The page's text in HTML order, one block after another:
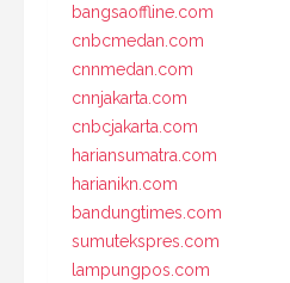
bangsaoffline.com
cnbcmedan.com
cnnmedan.com
cnnjakarta.com
cnbcjakarta.com
hariansumatra.com
harianikn.com
bandungtimes.com
sumutekspres.com
lampungpos.com